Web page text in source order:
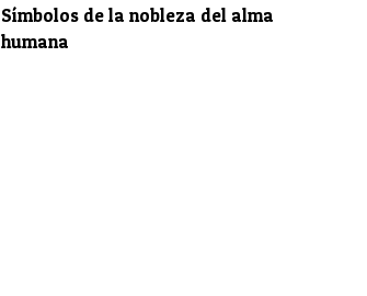
Símbolos de la nobleza del alma
humana